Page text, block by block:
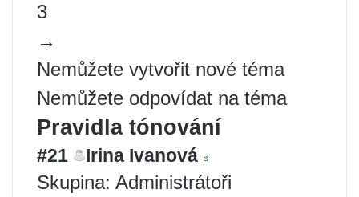
3
→
Nemůžete vytvořit nové téma
Nemůžete odpovídat na téma
Pravidla tónování
#21 Irina Ivanová
Skupina: Administrátoři